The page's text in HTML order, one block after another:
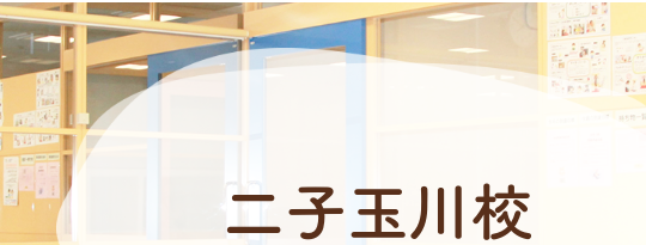
二子玉川校